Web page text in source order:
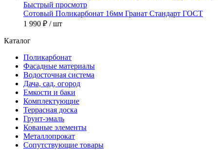
Быстрый просмотр
Сотовый Поликарбонат 16мм Гранат Стандарт ГОСТ
1 990 ₽ / шт
Каталог
Поликарбонат
Фасадные материалы
Водосточная система
Дача, сад, огород
Емкости и баки
Комплектующие
Террасная доска
Грунт-эмаль
Кованые элементы
Металлопрокат
Сопутствующие товары